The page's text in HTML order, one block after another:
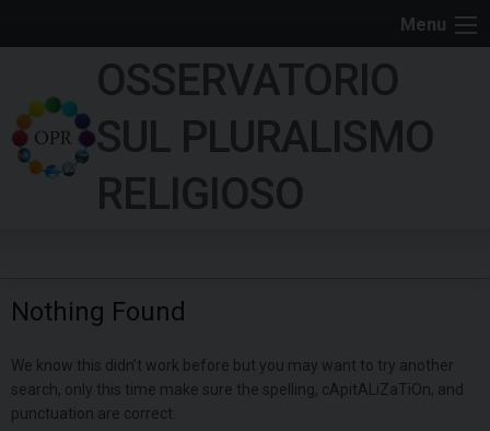
k
Menu
OSSERVATORIO
SUL PLURALISMO
RELIGIOSO
Nothing Found
We know this didn’t work before but you may want to try another
search, only this time make sure the spelling, cApitALiZaTiOn, and
punctuation are correct.